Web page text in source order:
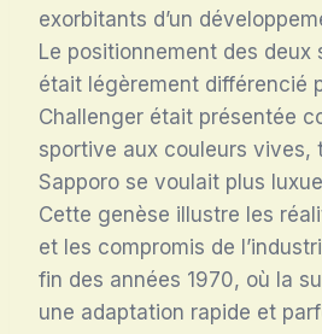
exorbitants d’un
Le positionnement des
était légèrement différencié
Challenger était présentée
sportive aux couleurs vives,
Sapporo se voulait plus
Cette genèse illustre les
et les compromis de
fin des années 1970, où la
une adaptation rapide et